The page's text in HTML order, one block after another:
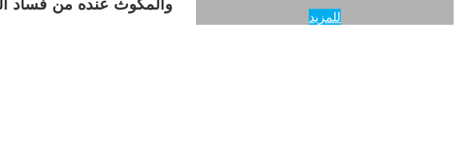
والمكوث عنده من فساد
للمزيد